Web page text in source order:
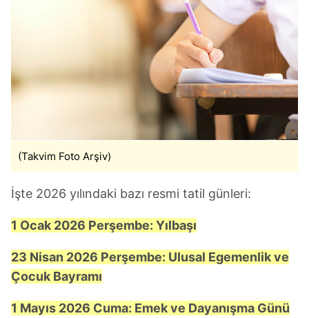
için Ayarlar butonuna tıklayabilir,Çerez Bilgilendirme
ziyaret edebilirsiniz.
6698 sayılı Kişisel Verilerin Korunması Kanunu uyarınca
hazırlanmış Aydınlatma Metnimizi okumak ve sitemizde
ilgili mevzuata uygun olarak kullanılan çerezlerle ilgili bilgi
(Takvim Foto Arşiv)
İşte 2026 yılındaki bazı resmi tatil günleri:
1 Ocak 2026 Perşembe: Yılbaşı
23 Nisan 2026 Perşembe: Ulusal Egemenlik ve
Çocuk Bayramı
1 Mayıs 2026 Cuma: Emek ve Dayanışma Günü